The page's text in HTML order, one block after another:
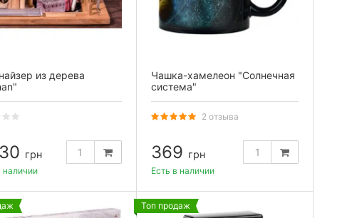
из дерева
грн
наличии
Чашка-хамелеон "Солнечная
система"
2 отзыва
369 грн
Есть в наличии
Топ продаж